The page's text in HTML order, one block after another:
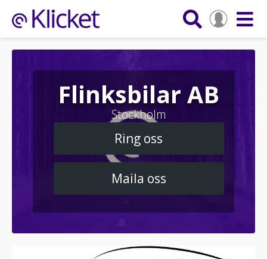
Flinksbilar AB
Stockholm
Ring oss
Maila oss